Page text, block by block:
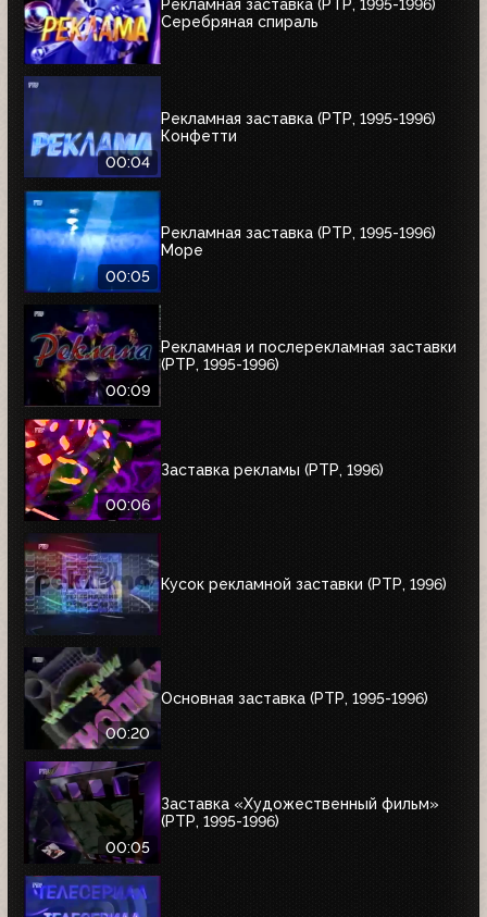
Рекламная заставка (РТР, 1995-1996)
Серебряная спираль
00:04
Рекламная заставка (РТР, 1995-1996)
Конфетти
00:05
Рекламная заставка (РТР, 1995-1996)
Море
00:09
Рекламная и послерекламная заставки
(РТР, 1995-1996)
00:06
Заставка рекламы (РТР, 1996)
Кусок рекламной заставки (РТР, 1996)
00:20
Основная заставка (РТР, 1995-1996)
00:05
Заставка «Художественный фильм»
(РТР, 1995-1996)